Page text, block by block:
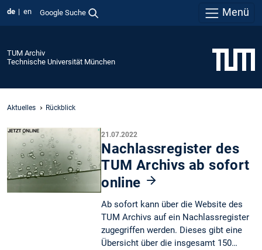
de en Google Suche Menü
TUM Archiv
Technische Universität München
Aktuelles Rückblick
21.07.2022
Nachlassregister des
TUM Archivs ab sofort
online
Ab sofort kann über die Website des
TUM Archivs auf ein Nachlassregister
zugegriffen werden. Dieses gibt eine
Übersicht über die insgesamt 150…